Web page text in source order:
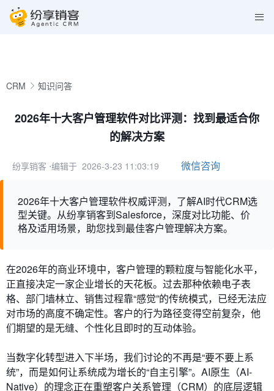
CRM 知识问答
2026年十大客户管理软件对比评测：找到最适合你
的解决方案
纷享销客 ⋅编辑于 2026-3-23 11:03:19 微信咨询
2026年十大客户管理软件权威评测，了解AI时代CRM选
型关键。从纷享销客到Salesforce，深度对比功能、价
格及适用场景，助您找到最佳客户管理解决方案。
在2026年的商业环境中，客户管理的颗粒度与智能化水平，
正直接决定一家企业增长的天花板。过去那种依赖电子表
格、部门墙林立、销售过程靠“感觉”的传统模式，已经无法应
对市场的高度不确定性。客户的行为路径变得空前复杂，他
们期望的是无缝、个性化且即时的互动体验。
当数字化转型进入下半场，我们讨论的不再是“要不要上系
统”，而是如何让系统成为增长的“自主引擎”。AI原生（AI-
Native）的理念正在重塑客户关系管理（CRM）的底层逻辑